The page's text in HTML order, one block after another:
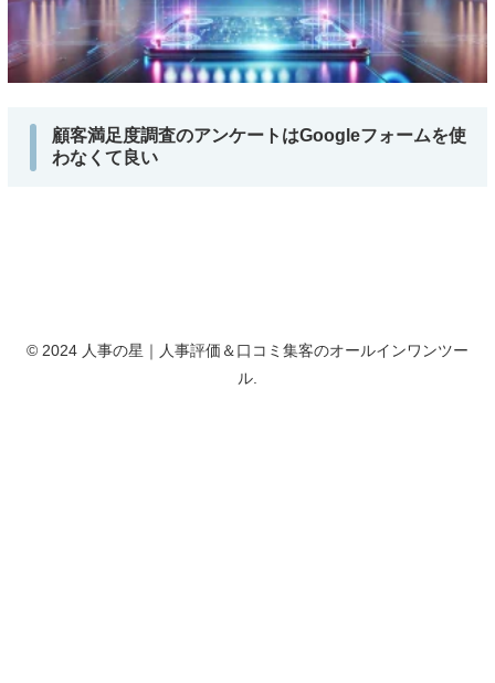
顧客満足度調査のアンケートはGoogleフォームを使
わなくて良い
© 2024 人事の星｜人事評価＆口コミ集客のオールインワンツー
ル.